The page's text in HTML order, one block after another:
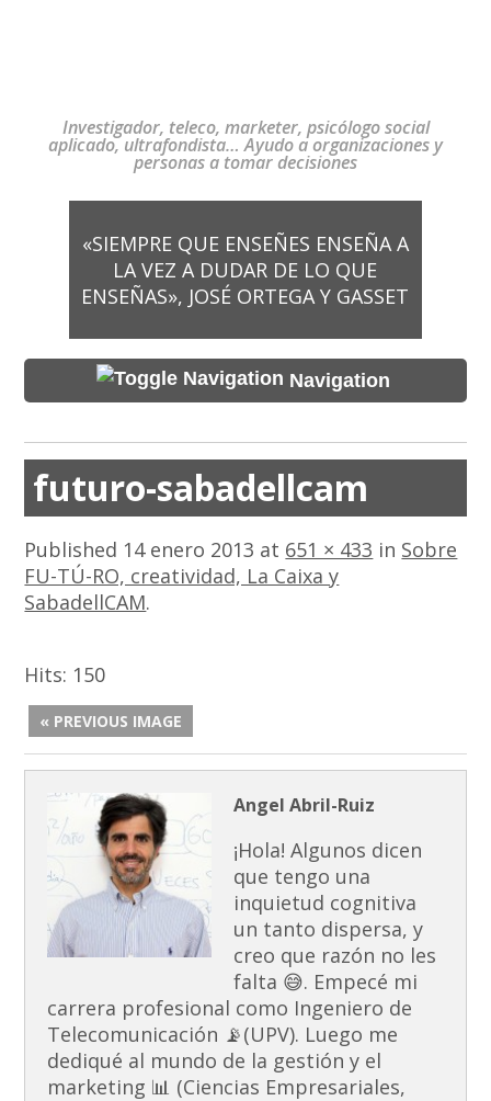
Investigador, teleco, marketer, psicólogo social
aplicado, ultrafondista… Ayudo a organizaciones y
personas a tomar decisiones
«SIEMPRE QUE ENSEÑES ENSEÑA A
LA VEZ A DUDAR DE LO QUE
ENSEÑAS», JOSÉ ORTEGA Y GASSET
Navigation
futuro-sabadellcam
Published 14 enero 2013 at 651 × 433 in Sobre
FU-TÚ-RO, creatividad, La Caixa y
SabadellCAM.
Hits: 150
« PREVIOUS IMAGE
Angel Abril-Ruiz
¡Hola! Algunos dicen
que tengo una
inquietud cognitiva
un tanto dispersa, y
creo que razón no les
falta 😅. Empecé mi
carrera profesional como Ingeniero de
Telecomunicación 📡(UPV). Luego me
dediqué al mundo de la gestión y el
marketing 📊 (Ciencias Empresariales,